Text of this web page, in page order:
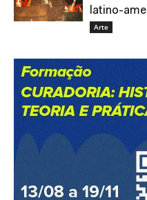
latino-
Arte